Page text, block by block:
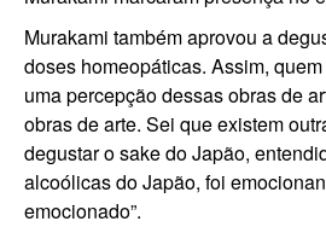
Murakami também aprovou a
doses homeopáticas. Assim,
uma percepção dessas obras de
obras de arte. Sei que existem
degustar o sake do Japão,
alcoólicas do Japão, foi
emocionado”.